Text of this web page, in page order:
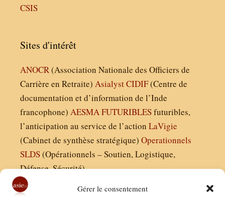
Gérer le consentement
CSIS
Sites d'intérêt
ANOCR(Association Nationale des Officiers de
Carrière en Retraite) AsialystCIDIF(Centre de
documentation et d’information de l’Inde
francophone) AESMAFUTURIBLESfuturibles,
l’anticipation au service de l’action LaVigie
(Cabinet de synthèse stratégique) Operationnels
SLDS(Opérationnels – Soutien, Logistique,
Défense, Sécurité)